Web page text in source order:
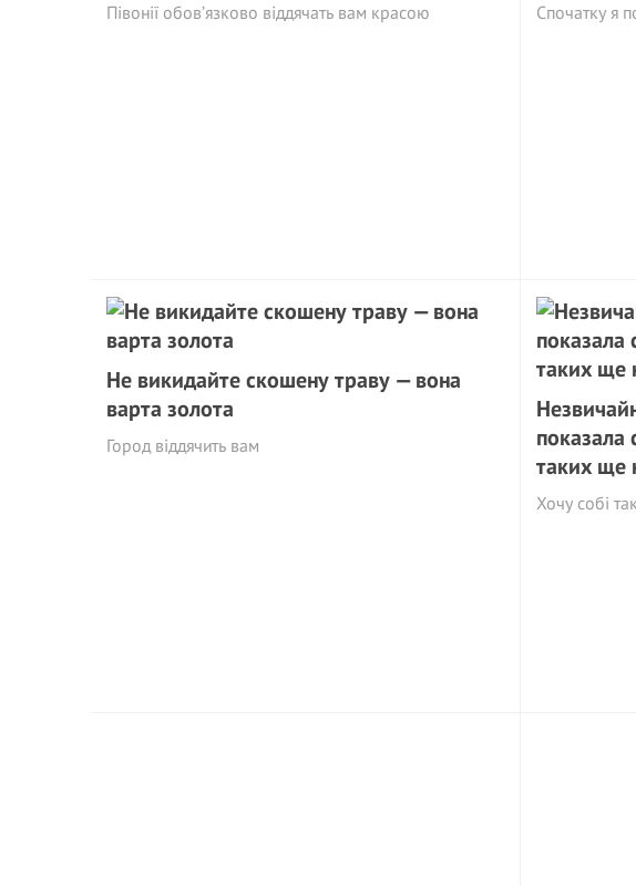
Півонії обов’язково віддячать вам красою Спочатку я
Не викидайте скошену траву — вона
варта золота
Город віддячить вам
показала
таких ще
Хочу собі